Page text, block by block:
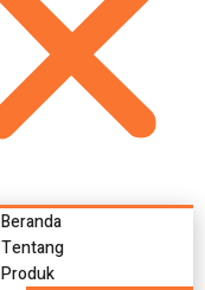
Beranda
Tentang
Produk